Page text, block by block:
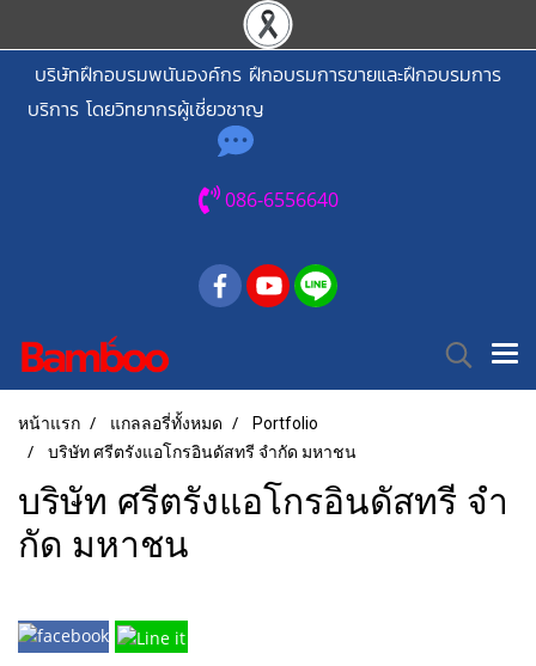
บริษัทฝึกอบรมพนันองค์กร ฝึกอบรมการขายและฝึกอบรมการ
บริการ โดยวิทยากรผู้เชี่ยวชาญ
086-6556640
หน้าแรก แกลลอรี่ทั้งหมด
Portfolio
บริษัท ศรีตรังแอโกรอินดัสทรี จํากัด มหาชน
บริษัท ศรีตรังแอโกรอินดัสทรี จํา
กัด มหาชน